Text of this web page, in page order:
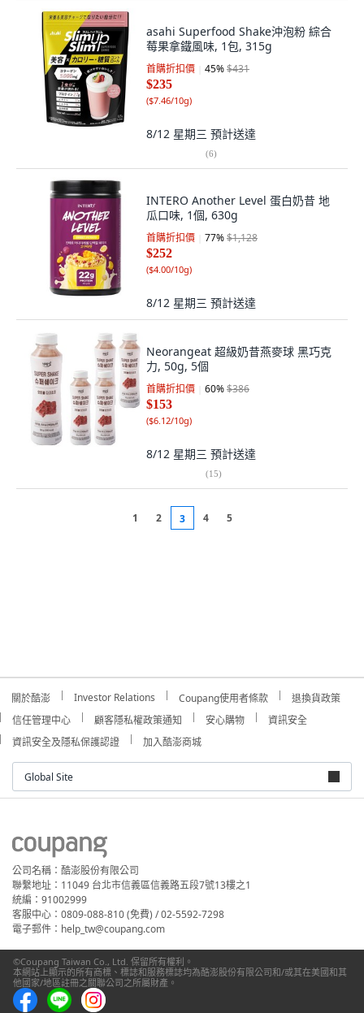
asahi Superfood Shake沖泡粉 綜合
莓果拿鐵風味, 1包, 315g
首購折扣價 45%$431
$235
($7.46/10g)
8/12 星期三 預計送達
(6)
INTERO Another Level 蛋白奶昔 地
瓜口味, 1個, 630g
首購折扣價 77%$1,128
$252
($4.00/10g)
8/12 星期三 預計送達
Neorangeat 超級奶昔燕麥球 黑巧克
力, 50g, 5個
首購折扣價 60%$386
$153
($6.12/10g)
8/12 星期三 預計送達
(15)
1 2 3 4 5
關於酷澎 Investor Relations Coupang使用者條款
退換貨政策
信任管理中心
顧客隱私權政策通知 安心購物
資訊安全
資訊安全及隱私保護認證
加入酷澎商城
Global Site
公司名稱：酷澎股份有限公司
聯繫地址：11049 台北市信義區信義路五段7號13樓之1
統編：91002999
客服中心：0809-088-810 (免費) / 02-5592-7298
電子郵件：help_tw@coupang.com
©Coupang Taiwan Co., Ltd. 保留所有權利。
本網站上顯示的所有商標、標誌和服務標誌均為酷澎股份有限公司和/或其在美國和其
他國家/地區註冊之關聯公司之所屬財產。